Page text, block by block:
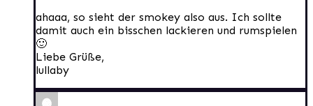
ahaaa, so sieht der smokey also aus. Ich sollte
damit auch ein bisschen lackieren und rumspielen
🙂
Liebe Grüße,
lullaby